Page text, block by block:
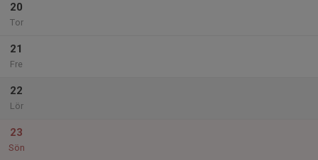
20
Tor
21
Fre
22
Lör
23
Sön